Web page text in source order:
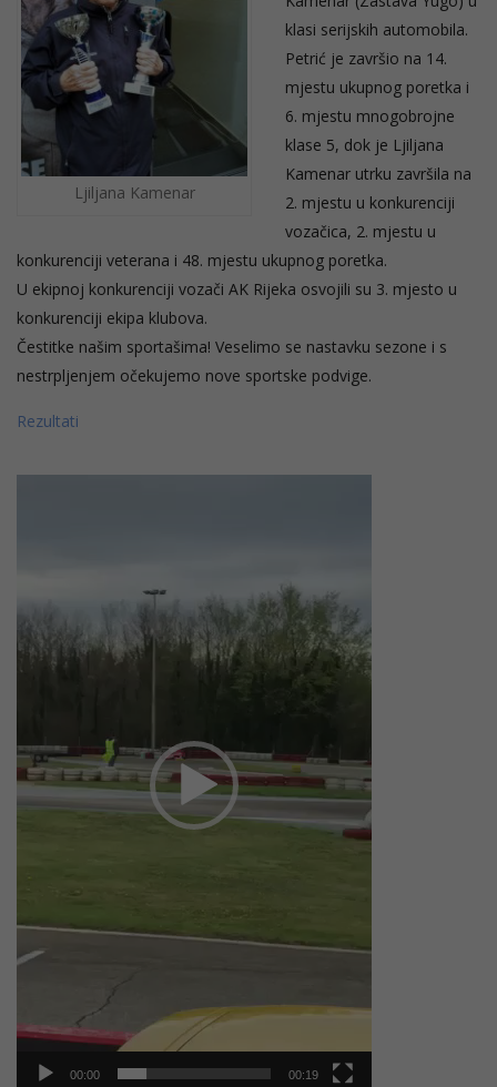
Ljiljana Kamenar
klasi serijskih automobila.
Petrić je završio na 14.
mjestu ukupnog poretka i
6. mjestu mnogobrojne
klase 5, dok je Ljiljana
Kamenar utrku završila na
2. mjestu u konkurenciji
vozačica, 2. mjestu u
konkurenciji veterana i 48. mjestu ukupnog poretka.
U ekipnoj konkurenciji vozači AK Rijeka osvojili su 3. mjesto u
konkurenciji ekipa klubova.
Čestitke našim sportašima! Veselimo se nastavku sezone i s
nestrpljenjem očekujemo nove sportske podvige.
Rezultati
00:00 00:19